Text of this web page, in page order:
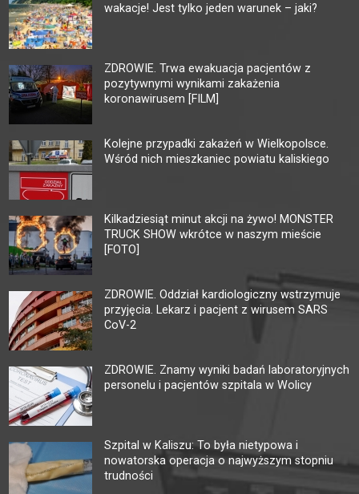
wakacje! Jest tylko jeden warunek – jaki?
ZDROWIE. Trwa ewakuacja pacjentów z
pozytywnymi wynikami zakażenia
koronawirusem [FILM]
Kolejne przypadki zakażeń w Wielkopolsce.
Wśród nich mieszkaniec powiatu kaliskiego
Kilkadziesiąt minut akcji na żywo! MONSTER
TRUCK SHOW wkrótce w naszym mieście
[FOTO]
ZDROWIE. Oddział kardiologiczny wstrzymuje
przyjęcia. Lekarz i pacjent z wirusem SARS
CoV-2
ZDROWIE. Znamy wyniki badań laboratoryjnych
personelu i pacjentów szpitala w Wolicy
Szpital w Kaliszu: To była nietypowa i
nowatorska operacja o najwyższym stopniu
trudności